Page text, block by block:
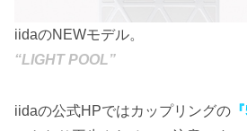
iidaのNEWモデル。
“LIGHT POOL”
iidaの公式HPではカップリングの